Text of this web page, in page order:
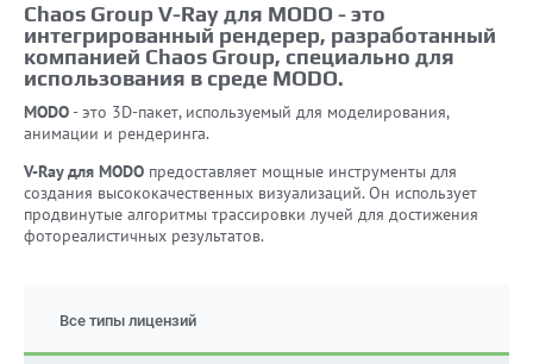
Chaos Group V-Ray для MODO - это
интегрированный рендерер, разработанный
компанией Chaos Group, специально для
использования в среде MODO.
MODO- это 3D-пакет, используемый для моделирования,
анимации и рендеринга.
V-Ray для MODO предоставляет мощные инструменты для
создания высококачественных визуализаций. Он использует
продвинутые алгоритмы трассировки лучей для достижения
фотореалистичных результатов.
Все типы лицензий